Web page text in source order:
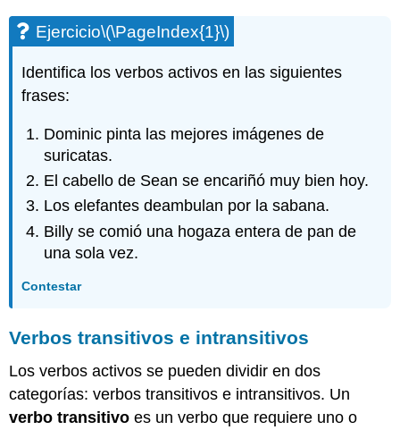
Ejercicio\(\PageIndex{1}\)
Identifica los verbos activos en las siguientes
frases:
Dominic pinta las mejores imágenes de
suricatas.
El cabello de Sean se encariñó muy bien hoy.
Los elefantes deambulan por la sabana.
Billy se comió una hogaza entera de pan de
una sola vez.
Contestar
Verbos transitivos e intransitivos
Los verbos activos se pueden dividir en dos
categorías: verbos transitivos e intransitivos. Un
verbo transitivo es un verbo que requiere uno o